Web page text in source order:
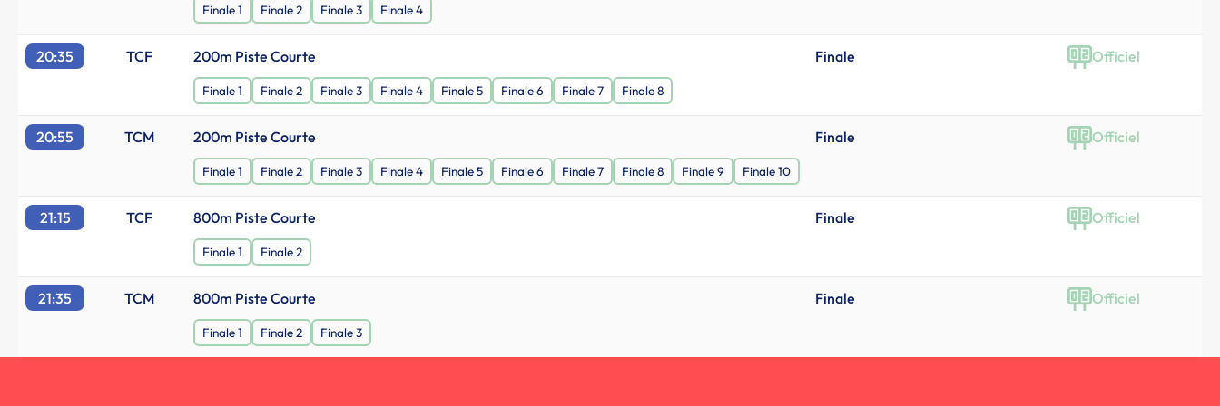
Finale 1 Finale 2 Finale 3 Finale 4
20:35 TCF 200m Piste Courte Finale Officiel
Finale 1 Finale 2 Finale 3 Finale 4 Finale 5 Finale 6 Finale 7 Finale 8
20:55 TCM 200m Piste Courte Finale Officiel
Finale 1 Finale 2 Finale 3 Finale 4 Finale 5 Finale 6 Finale 7 Finale 8 Finale 9 Finale 10
21:15 TCF 800m Piste Courte Finale Officiel
Finale 1 Finale 2
21:35 TCM 800m Piste Courte Finale Officiel
Finale 1 Finale 2 Finale 3